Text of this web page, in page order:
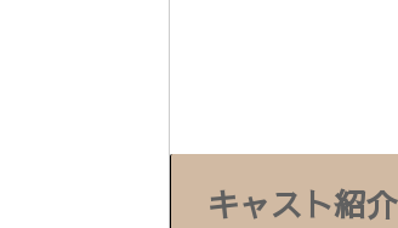
キャスト紹介